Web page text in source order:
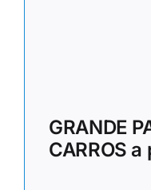
GRANDE
CARROS